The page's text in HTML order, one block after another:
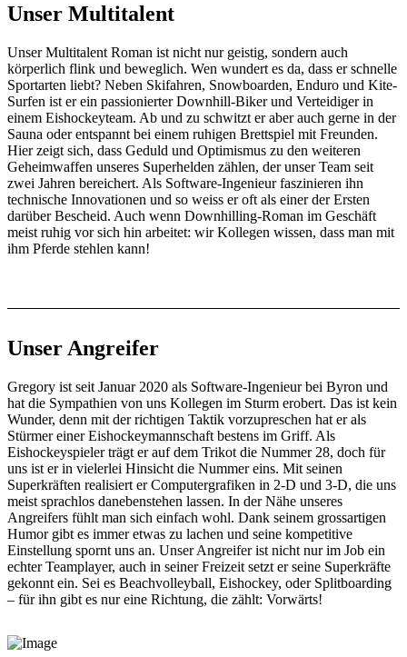
Unser Multitalent
Unser Multitalent Roman ist nicht nur geistig, sondern auch
körperlich flink und beweglich. Wen wundert es da, dass er schnelle
Sportarten liebt? Neben Skifahren, Snowboarden, Enduro und Kite-
Surfen ist er ein passionierter Downhill-Biker und Verteidiger in
einem Eishockeyteam. Ab und zu schwitzt er aber auch gerne in der
Sauna oder entspannt bei einem ruhigen Brettspiel mit Freunden.
Hier zeigt sich, dass Geduld und Optimismus zu den weiteren
Geheimwaffen unseres Superhelden zählen, der unser Team seit
zwei Jahren bereichert. Als Software-Ingenieur faszinieren ihn
technische Innovationen und so weiss er oft als einer der Ersten
darüber Bescheid. Auch wenn Downhilling-Roman im Geschäft
meist ruhig vor sich hin arbeitet: wir Kollegen wissen, dass man mit
ihm Pferde stehlen kann!
Unser Angreifer
Gregory ist seit Januar 2020 als Software-Ingenieur bei Byron und
hat die Sympathien von uns Kollegen im Sturm erobert. Das ist kein
Wunder, denn mit der richtigen Taktik vorzupreschen hat er als
Stürmer einer Eishockeymannschaft bestens im Griff. Als
Eishockeyspieler trägt er auf dem Trikot die Nummer 28, doch für
uns ist er in vielerlei Hinsicht die Nummer eins. Mit seinen
Superkräften realisiert er Computergrafiken in 2-D und 3-D, die uns
meist sprachlos danebenstehen lassen. In der Nähe unseres
Angreifers fühlt man sich einfach wohl. Dank seinem grossartigen
Humor gibt es immer etwas zu lachen und seine kompetitive
Einstellung spornt uns an. Unser Angreifer ist nicht nur im Job ein
echter Teamplayer, auch in seiner Freizeit setzt er seine Superkräfte
gekonnt ein. Sei es Beachvolleyball, Eishockey, oder Splitboarding
– für ihn gibt es nur eine Richtung, die zählt: Vorwärts!